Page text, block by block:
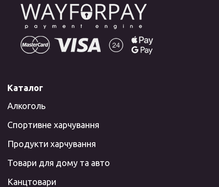
Каталог
Алкоголь
Спортивне харчування
Продукти харчування
Товари для дому та авто
Канцтовари